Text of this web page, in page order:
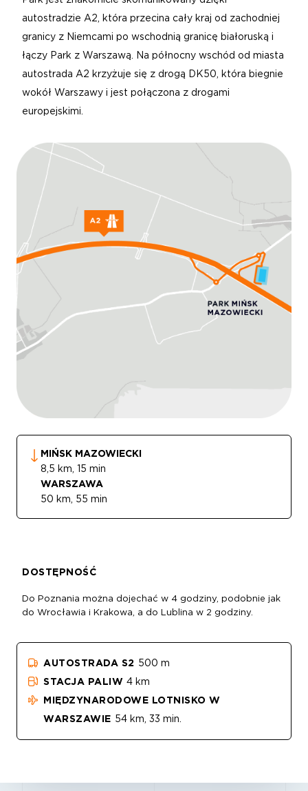
autostradzie A2, która przecina cały kraj od zachodniej
granicy z Niemcami po wschodnią granicę białoruską i
łączy Park z Warszawą. Na północny wschód od miasta
autostrada A2 krzyżuje się z drogą DK50, która biegnie
wokół Warszawy i jest połączona z drogami
europejskimi.
DOSTĘPNOŚĆ
Do Poznania można dojechać w 4 godziny, podobnie jak
do Wrocławia i Krakowa, a do Lublina w 2 godziny.
MIŃSK MAZOWIECKI
8,5 km, 15 min
WARSZAWA
50 km, 55 min
AUTOSTRADA S2 500 m
STACJA PALIW 4 km
MIĘDZYNARODOWE LOTNISKO W
WARSZAWIE 54 km, 33 min.